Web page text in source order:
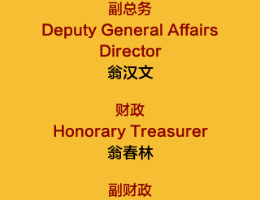
副总务
Deputy General Affairs
Director
翁汉文
财政
Honorary Treasurer
翁春林
副财政